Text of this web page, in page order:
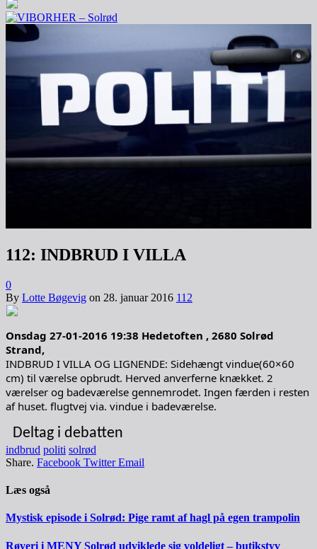
112: INDBRUD I VILLA
0
By Lotte Bøgevig on 28. januar 2016 112
Onsdag 27-01-2016 19:38 Hedetoften , 2680 Solrød
Strand,
INDBRUD I VILLA OG LIGNENDE: Sidehængt vindue(60×60
cm) til værelse opbrudt. Herved anverferne knækket. 2
værelser og badeværelse gennemrodet. Ingen færden i resten
af huset. flugtvej via. vindue i badeværelse.
Deltag i debatten
indbrud politi solrød
Share. Facebook Twitter Email
Læs også
Mystisk episode i Solrød: Pige ramt af hagl på egen trampolin
Røveri i MENY Solrød udviklede sig voldeligt – butikstyv